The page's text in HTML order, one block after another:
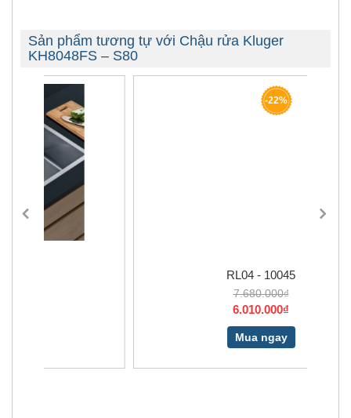
Sản phẩm tương tự với Chậu rửa Kluger
KH8048FS – S80